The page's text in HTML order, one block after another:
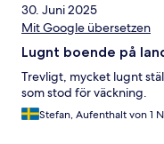
30. Juni 2025
Mit Google übersetzen
Lugnt boende på
Trevligt, mycket lugnt
som stod för väckning.
Stefan, Aufenthalt von 1